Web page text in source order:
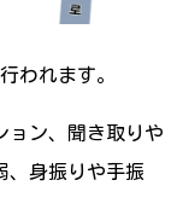
われます。
ン、聞き取りや
身振りや手振